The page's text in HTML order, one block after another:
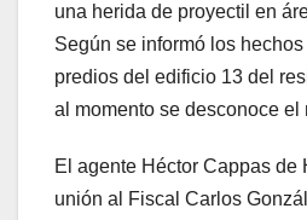
una herida de proyectil en
Según se informó los
predios del edificio 13 del
al momento se desconoce el
El agente Héctor Cappas de
unión al Fiscal Carlos